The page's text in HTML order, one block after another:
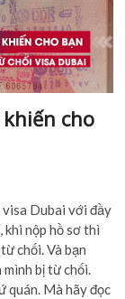
cho
visa Dubai với đầy
khi nộp hồ sơ thì
chối. Và bạn
bị từ chối.
quán. Mà hãy đọc